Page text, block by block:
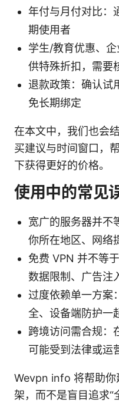
年付与月付对比：
期使用者
学生/教育优惠、
供特殊折扣，需要
退款政策：确认试
免长期绑定
在本文中，我们也会
买建议与时间窗口，
下获得更好的价格。
使用中的常见
宽广的服务器并不
你所在地区、网络
免费 VPN 并不等
数据限制、广告注
过度依赖单一方案
全、设备端防护一
跨境访问需合规：
可能受到法律或运
Wevpn info 将帮助你
架，而不是盲目追求“